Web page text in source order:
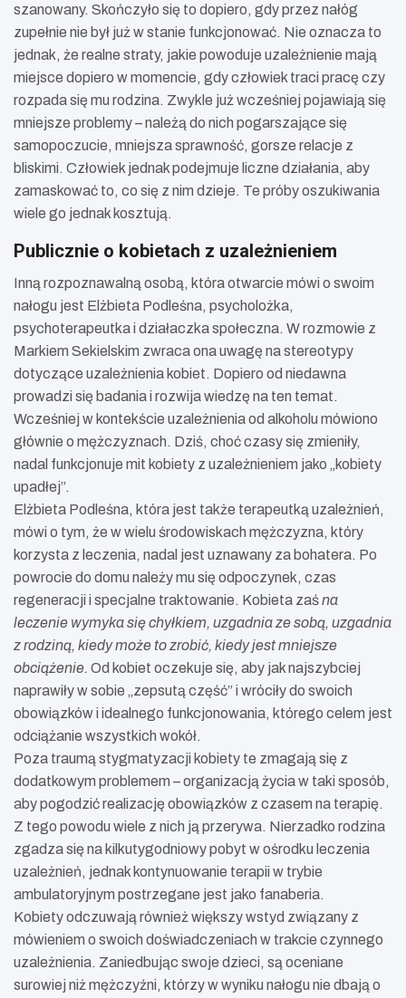
szanowany. Skończyło się to dopiero, gdy przez nałóg
zupełnie nie był już w stanie funkcjonować. Nie oznacza to
jednak, że realne straty, jakie powoduje uzależnienie mają
miejsce dopiero w momencie, gdy człowiek traci pracę czy
rozpada się mu rodzina. Zwykle już wcześniej pojawiają się
mniejsze problemy – należą do nich pogarszające się
samopoczucie, mniejsza sprawność, gorsze relacje z
bliskimi. Człowiek jednak podejmuje liczne działania, aby
zamaskować to, co się z nim dzieje. Te próby oszukiwania
wiele go jednak kosztują.
Publicznie o kobietach z uzależnieniem
Inną rozpoznawalną osobą, która otwarcie mówi o swoim
nałogu jest Elżbieta Podleśna, psycholożka,
psychoterapeutka i działaczka społeczna. W rozmowie z
Markiem Sekielskim zwraca ona uwagę na stereotypy
dotyczące uzależnienia kobiet. Dopiero od niedawna
prowadzi się badania i rozwija wiedzę na ten temat.
Wcześniej w kontekście uzależnienia od alkoholu mówiono
głównie o mężczyznach. Dziś, choć czasy się zmieniły,
nadal funkcjonuje mit kobiety z uzależnieniem jako „kobiety
upadłej”.
Elżbieta Podleśna, która jest także terapeutką uzależnień,
mówi o tym, że w wielu środowiskach mężczyzna, który
korzysta z leczenia, nadal jest uznawany za bohatera. Po
powrocie do domu należy mu się odpoczynek, czas
regeneracji i specjalne traktowanie. Kobieta zaśna
leczenie wymyka się chyłkiem, uzgadnia ze sobą, uzgadnia
z rodziną, kiedy może to zrobić, kiedy jest mniejsze
obciążenie. Od kobiet oczekuje się, aby jak najszybciej
naprawiły w sobie „zepsutą część” i wróciły do swoich
obowiązków i idealnego funkcjonowania, którego celem jest
odciążanie wszystkich wokół.
Poza traumą stygmatyzacji kobiety te zmagają się z
dodatkowym problemem – organizacją życia w taki sposób,
aby pogodzić realizację obowiązków z czasem na terapię.
Z tego powodu wiele z nich ją przerywa. Nierzadko rodzina
zgadza się na kilkutygodniowy pobyt w ośrodku leczenia
uzależnień, jednak kontynuowanie terapii w trybie
ambulatoryjnym postrzegane jest jako fanaberia.
Kobiety odczuwają również większy wstyd związany z
mówieniem o swoich doświadczeniach w trakcie czynnego
uzależnienia. Zaniedbując swoje dzieci, są oceniane
surowiej niż mężczyźni, którzy w wyniku nałogu nie dbają o